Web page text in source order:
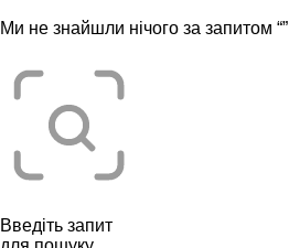
Ми не знайшли нічого за запитом “”
Введіть запит